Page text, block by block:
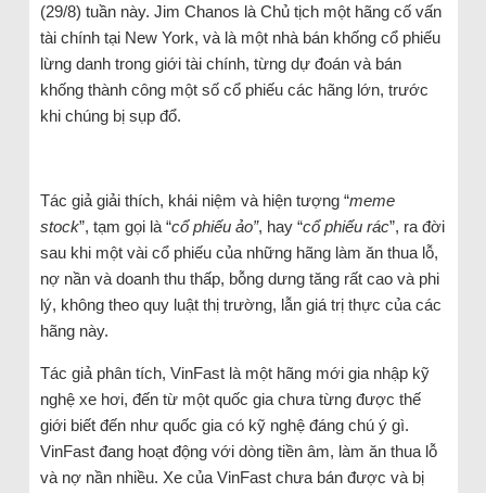
(29/8) tuần này. Jim Chanos là Chủ tịch một hãng cố vấn
tài chính tại New York, và là một nhà bán khống cổ phiếu
lừng danh trong giới tài chính, từng dự đoán và bán
khống thành công một số cổ phiếu các hãng lớn, trước
khi chúng bị sụp đổ.
Tác giả giải thích, khái niệm và hiện tượng “meme
stock”, tạm gọi là “cổ phiếu ảo”, hay “cổ phiếu rác”, ra đời
sau khi một vài cổ phiếu của những hãng làm ăn thua lỗ,
nợ nần và doanh thu thấp, bỗng dưng tăng rất cao và phi
lý, không theo quy luật thị trường, lẫn giá trị thực của các
hãng này.
Tác giả phân tích, VinFast là một hãng mới gia nhập kỹ
nghệ xe hơi, đến từ một quốc gia chưa từng được thế
giới biết đến như quốc gia có kỹ nghệ đáng chú ý gì.
VinFast đang hoạt động với dòng tiền âm, làm ăn thua lỗ
và nợ nần nhiều. Xe của VinFast chưa bán được và bị